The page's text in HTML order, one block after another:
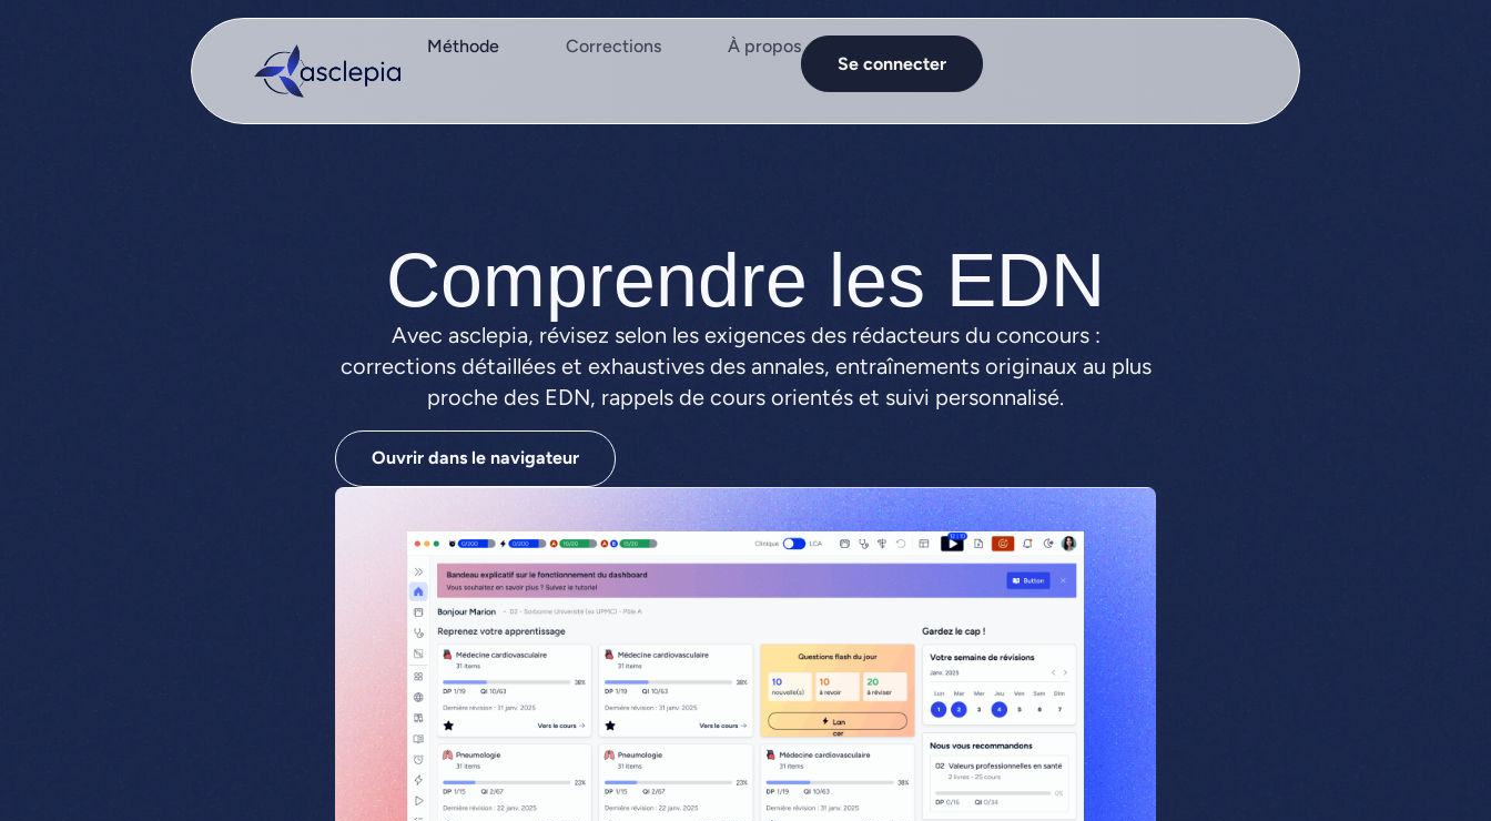
Méthode Corrections
À propos
Se connecter
Comprendre les EDN
Avec asclepia, révisez selon les exigences des rédacteurs du concours :
corrections détaillées et exhaustives des annales, entraînements originaux au plus
proche des EDN, rappels de cours orientés et suivi personnalisé.
Ouvrir dans le navigateur